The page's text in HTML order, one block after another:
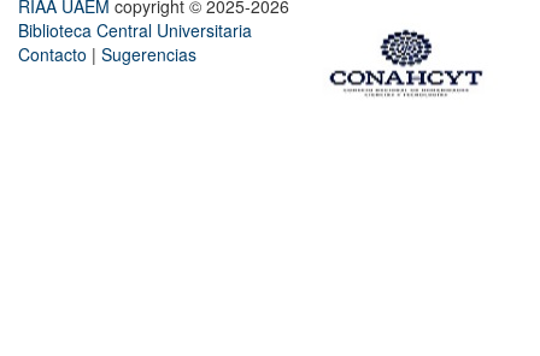
RIAA UAEM copyright © 2025-2026
Biblioteca Central Universitaria
Contacto | Sugerencias